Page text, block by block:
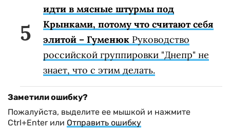
идти в мясные штурмы под
Крынками, потому что считают себя
элитой – Гуменюк Руководство
российской группировки "Днепр" не
знает, что с этим делать.
Заметили ошибку?
Пожалуйста, выделите ее мышкой и нажмите
Ctrl+Enter или Отправить ошибку